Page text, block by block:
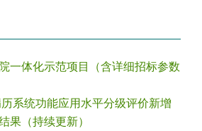
一体化示范项目（含详细招标参数
系统功能应⽤⽔平分级评价新增
果（持续更新）